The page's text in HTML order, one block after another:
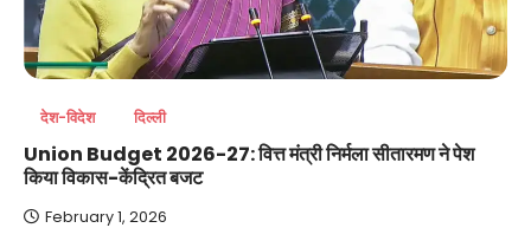
देश-विदेश दिल्ली
Union Budget 2026-27: वित्त मंत्री निर्मला सीतारमण ने पेश
किया विकास-केंद्रित बजट
February 1, 2026